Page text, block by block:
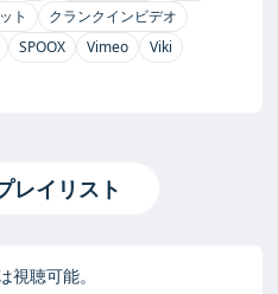
ト
クランクインビデオ
SPOOX Vimeo
Viki
レイリスト
聴可能。